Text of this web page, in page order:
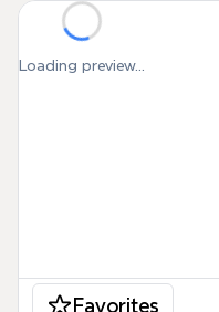
Loading preview...
Favorites